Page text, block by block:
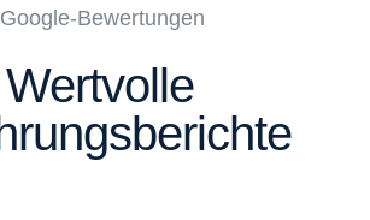
Google-Bewertungen
Wertvolle